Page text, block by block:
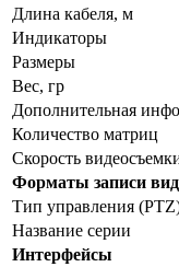
Длина кабеля, м
Индикаторы
Размеры
Вес, гр
Дополнительная
Количество матриц
Скорость
Форматы записи
Тип управления
Название серии
Интерфейсы